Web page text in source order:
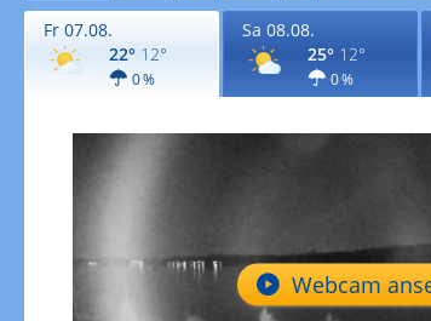
Fr 07.08.
22° 12°
0 %
Sa 08.08.
25° 12°
0 %
Webcam